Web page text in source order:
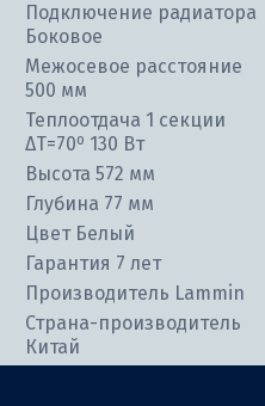
Подключение радиатора
Боковое
Межосевое расстояние
500 мм
Теплоотдача 1 секции
ΔT=70⁰ 130 Вт
Высота 572 мм
Глубина 77 мм
Цвет Белый
Гарантия 7 лет
Производитель Lammin
Страна-производитель
Китай